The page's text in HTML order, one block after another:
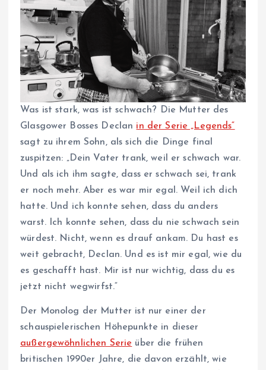
Was ist stark, was ist schwach? Die Mutter des
Glasgower Bosses Declan in der Serie „Legends“
sagt zu ihrem Sohn, als sich die Dinge final
zuspitzen: „Dein Vater trank, weil er schwach war.
Und als ich ihm sagte, dass er schwach sei, trank
er noch mehr. Aber es war mir egal. Weil ich dich
hatte. Und ich konnte sehen, dass du anders
warst. Ich konnte sehen, dass du nie schwach sein
würdest. Nicht, wenn es drauf ankam. Du hast es
weit gebracht, Declan. Und es ist mir egal, wie du
es geschafft hast. Mir ist nur wichtig, dass du es
jetzt nicht wegwirfst.“
Der Monolog der Mutter ist nur einer der
schauspielerischen Höhepunkte in dieser
außergewöhnlichen Serie über die frühen
britischen 1990er Jahre, die davon erzählt, wie